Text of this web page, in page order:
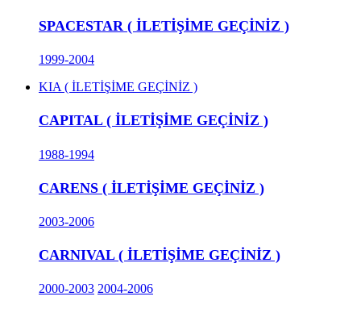
SPACESTAR ( İLETİŞİME GEÇİNİZ )
1999-2004
KIA ( İLETİŞİME GEÇİNİZ )
CAPITAL ( İLETİŞİME GEÇİNİZ )
1988-1994
CARENS ( İLETİŞİME GEÇİNİZ )
2003-2006
CARNIVAL ( İLETİŞİME GEÇİNİZ )
2000-2003 2004-2006